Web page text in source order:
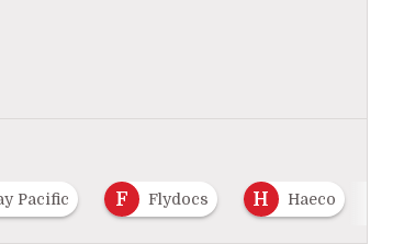
Flydocs H Haeco R Ramco